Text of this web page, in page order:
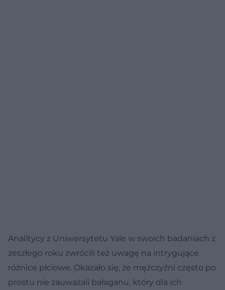
Analitycy z Uniwersytetu Yale w swoich badaniach z
zeszłego roku zwrócili też uwagę na intrygujące
różnice płciowe. Okazało się, że mężczyźni często po
prostu nie zauważali bałaganu, który dla ich